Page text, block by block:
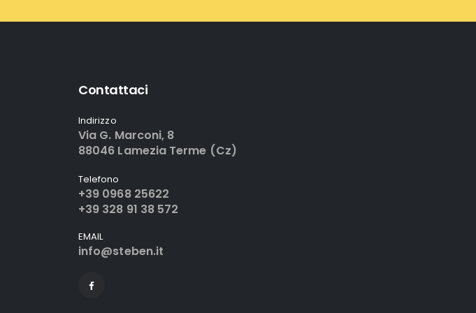
Contattaci
Indirizzo
Via G. Marconi, 8
88046 Lamezia Terme (Cz)
Telefono
+39 0968 25622
+39 328 91 38 572
EMAIL
info@steben.it